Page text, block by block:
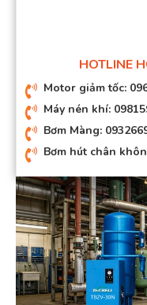
HOTLINE
Motor giảm tốc:
Máy nén khí:
Bơm Màng:
Bơm hút chân